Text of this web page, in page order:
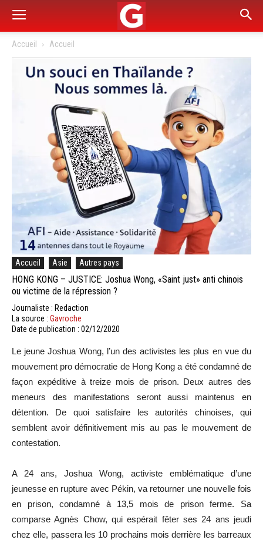
Accueil Accueil
Accueil Asie Autres pays
HONG KONG – JUSTICE: Joshua Wong, «Saint just» anti chinois
ou victime de la répression ?
Journaliste : Redaction
La source : Gavroche
Date de publication : 02/12/2020
Le jeune Joshua Wong, l’un des activistes les plus en vue du
mouvement pro démocratie de Hong Kong a été condamné de
façon expéditive à treize mois de prison. Deux autres des
meneurs des manifestations seront aussi maintenus en
détention. De quoi satisfaire les autorités chinoises, qui
semblent avoir définitivement mis au pas le mouvement de
contestation.
A 24 ans, Joshua Wong, activiste emblématique d’une
jeunesse en rupture avec Pékin, va retourner une nouvelle fois
en prison, condamné à 13,5 mois de prison ferme. Sa
comparse Agnès Chow, qui espérait fêter ses 24 ans jeudi
chez elle, passera les 10 prochains mois derrière les barreaux